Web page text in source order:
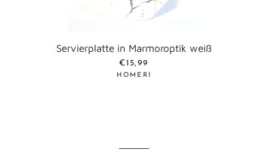
Servierplatte in Marmoroptik weiß
NORMALER PREIS
€15,99
HOMERI